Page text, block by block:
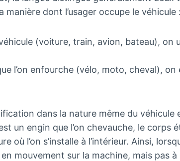
dont l’usager occupe le véhicule :
véhicule (voiture, train, avion, bateau), on
l’on enfourche (vélo, moto, cheval), on
dans la nature même du véhicule
un engin que l’on chevauche, le corps
où l’on s’installe à l’intérieur. Ainsi,
mouvement sur la machine, mais pas à